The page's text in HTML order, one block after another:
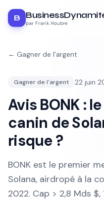
B
par Frank Houbre
← Gagner de l'argent
Gagner de l'argent 22 juin
Avis BONK :
canin de
risque ?
BONK est le premier
Solana, airdropé à la
2022. Cap > 2,8 Mds